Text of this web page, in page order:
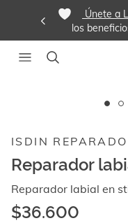
Únete a
los
imágenes
videos.
navegar
con
ISDIN
Reparador
Reparador labial en
$36.600